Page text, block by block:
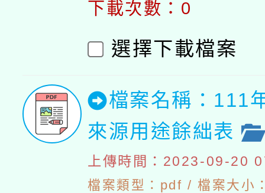
下載次數：0
選擇下載檔案
檔案名稱：111
來源用途餘絀表
上傳時間：2023-09-20
檔案類型：pdf / 檔案大小